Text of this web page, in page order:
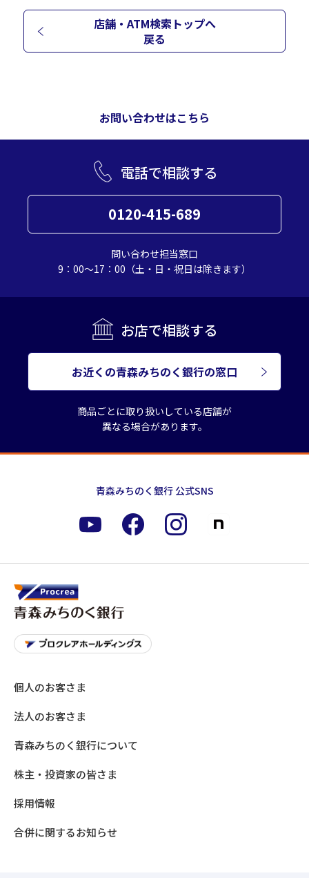
店舗・ATM検索トップへ
戻る
お問い合わせはこちら
電話で相談する
0120-415-689
問い合わせ担当窓口
9：00～17：00（土・日・祝日は除きます）
お店で相談する
お近くの青森みちのく銀行の窓口
商品ごとに取り扱いしている店舗が
異なる場合があります。
青森みちのく銀行 公式SNS
個人のお客さま
法人のお客さま
青森みちのく銀行について
株主・投資家の皆さま
採用情報
合併に関するお知らせ